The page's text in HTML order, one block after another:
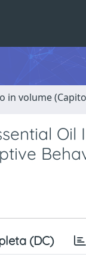
in volume
Oil
(DC)